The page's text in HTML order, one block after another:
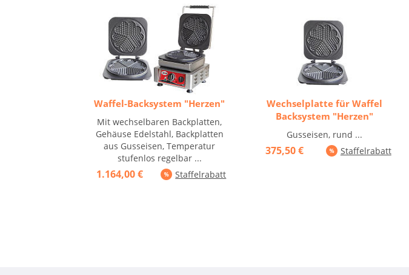
Waffel-Backsystem "Herzen"
Mit wechselbaren Backplatten,
Gehäuse Edelstahl, Backplatten
aus Gusseisen, Temperatur
stufenlos regelbar ...
1.164,00 € Staffelrabatt
Wechselplatte für Waffel
Backsystem "Herzen"
Gusseisen, rund ...
375,50 € Staffelrabatt